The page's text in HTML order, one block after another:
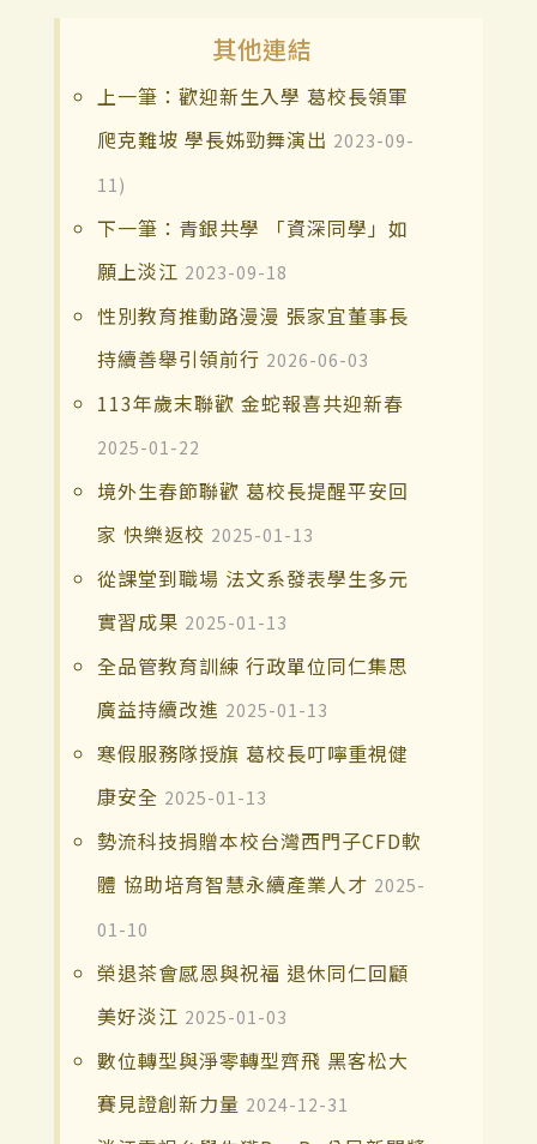
其他連結
上一筆：歡迎新生入學 葛校長領軍
爬克難坡 學長姊勁舞演出 2023-09-
11)
下一筆：青銀共學 「資深同學」如
願上淡江 2023-09-18
性別教育推動路漫漫 張家宜董事長
持續善舉引領前行 2026-06-03
113年歲末聯歡 金蛇報喜共迎新春
2025-01-22
境外生春節聯歡 葛校長提醒平安回
家 快樂返校 2025-01-13
從課堂到職場 法文系發表學生多元
實習成果 2025-01-13
全品管教育訓練 行政單位同仁集思
廣益持續改進 2025-01-13
寒假服務隊授旗 葛校長叮嚀重視健
康安全 2025-01-13
勢流科技捐贈本校台灣西門子CFD軟
體 協助培育智慧永續產業人才 2025-
01-10
榮退茶會感恩與祝福 退休同仁回顧
美好淡江 2025-01-03
數位轉型與淨零轉型齊飛 黑客松大
賽見證創新力量 2024-12-31